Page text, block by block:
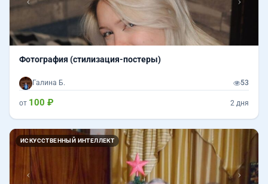
Фотография (стилизация-постеры)
Галина Б. 53
от 100 ₽ 2 дня
ИСКУССТВЕННЫЙ ИНТЕЛЛЕКТ
Назад